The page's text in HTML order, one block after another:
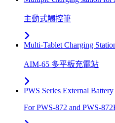
主動式觸控筆
Multi-Tablet Charging
AIM-65 多平板充電站
PWS Series External Battery
For PWS-872 and PWS-